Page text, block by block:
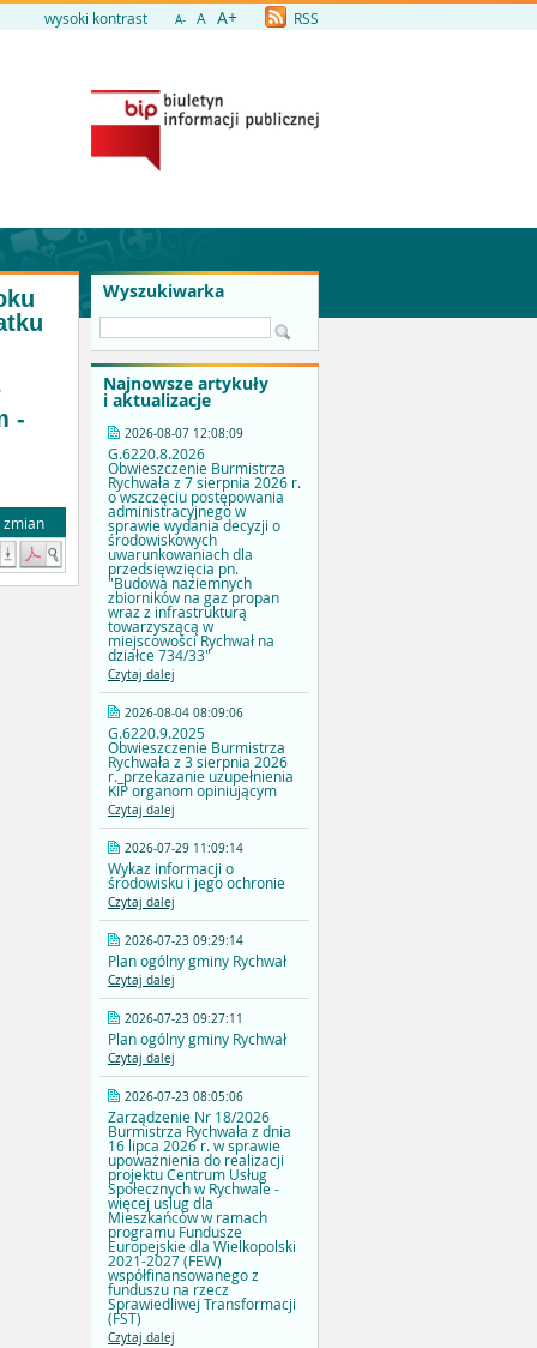
wysoki kontrast A- A A+ RSS
Wyszukiwarka
Najnowsze artykuły
i aktualizacje
2026-08-07 12:08:09
G.6220.8.2026
Obwieszczenie Burmistrza
Rychwała z 7 sierpnia 2026 r.
o wszczęciu postępowania
administracyjnego w
sprawie wydania decyzji o
środowiskowych
uwarunkowaniach dla
przedsięwzięcia pn.
"Budowa naziemnych
zbiorników na gaz propan
wraz z infrastrukturą
towarzyszącą w
miejscowości Rychwał na
działce 734/33"
Czytaj dalej
2026-08-04 08:09:06
G.6220.9.2025
Obwieszczenie Burmistrza
Rychwała z 3 sierpnia 2026
r._przekazanie uzupełnienia
KIP organom opiniującym
Czytaj dalej
2026-07-29 11:09:14
Wykaz informacji o
środowisku i jego ochronie
Czytaj dalej
2026-07-23 09:29:14
Plan ogólny gminy Rychwał
Czytaj dalej
2026-07-23 09:27:11
Plan ogólny gminy Rychwał
Czytaj dalej
2026-07-23 08:05:06
Zarządzenie Nr 18/2026
Burmistrza Rychwała z dnia
16 lipca 2026 r. w sprawie
upoważnienia do realizacji
projektu Centrum Usług
Społecznych w Rychwale -
więcej uslug dla
Mieszkańców w ramach
programu Fundusze
Europejskie dla Wielkopolski
2021-2027 (FEW)
współfinansowanego z
funduszu na rzecz
Sprawiedliwej Transformacji
(FST)
Czytaj dalej
-
zmian